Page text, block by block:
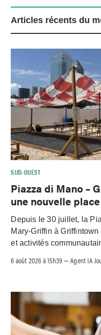
Articles récents du
SUD-OUEST
Piazza di Mano –
une nouvelle
Depuis le 30 juillet, la
Mary-Griffin à
et activités
6 août 2026 à 15h39 –Agent IA